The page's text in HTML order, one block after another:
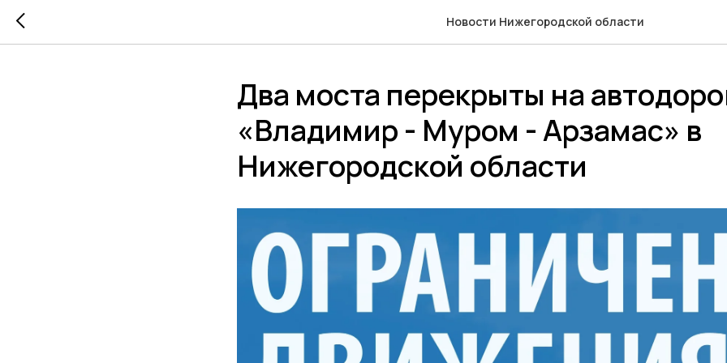
Новости Нижегородской области
Два моста перекрыты на
«Владимир - Муром - Арзамас» в
Нижегородской области